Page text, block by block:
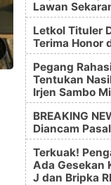
Lawan
Letkol Tituler
Terima Honor
Pegang
Tentukan
Irjen Sambo
BREAKING
Diancam
Terkuak!
Ada Gesekan
J dan Bripka